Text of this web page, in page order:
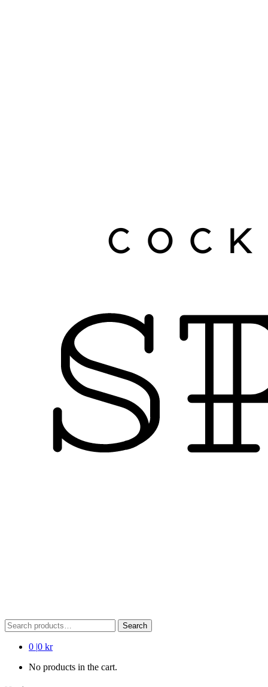
Search
for:
Search
0 |0 kr
No products in the cart.